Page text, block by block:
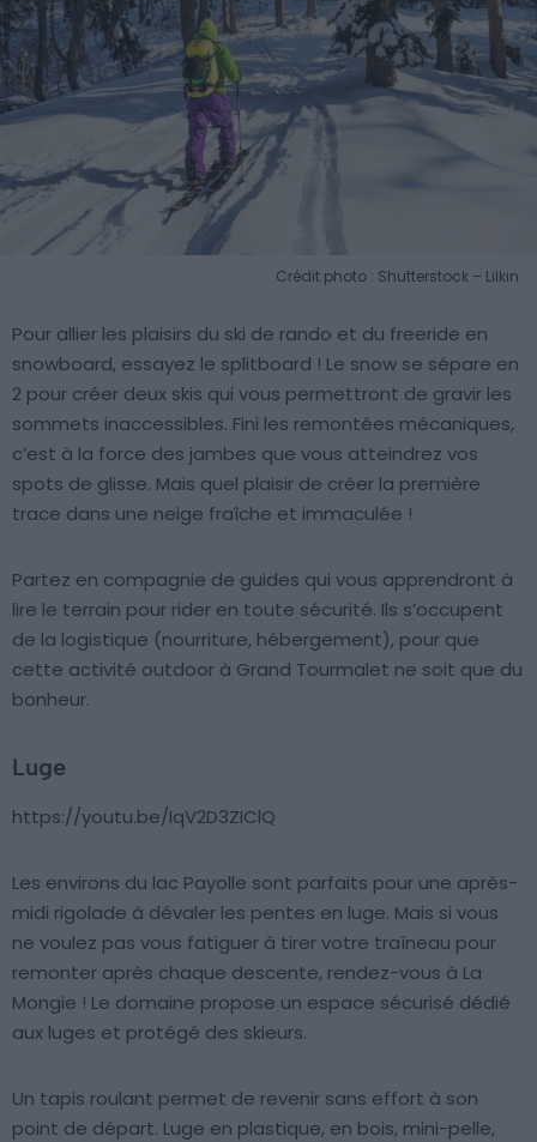
Crédit photo : Shutterstock – Lilkin
Pour allier les plaisirs du ski de rando et du freeride en
snowboard, essayez le splitboard ! Le snow se sépare en
2 pour créer deux skis qui vous permettront de gravir les
sommets inaccessibles. Fini les remontées mécaniques,
c’est à la force des jambes que vous atteindrez vos
spots de glisse. Mais quel plaisir de créer la première
trace dans une neige fraîche et immaculée !
Partez en compagnie de guides qui vous apprendront à
lire le terrain pour rider en toute sécurité. Ils s’occupent
de la logistique (nourriture, hébergement), pour que
cette activité outdoor à Grand Tourmalet ne soit que du
bonheur.
Luge
https://youtu.be/IqV2D3ZIClQ
Les environs du lac Payolle sont parfaits pour une après-
midi rigolade à dévaler les pentes en luge. Mais si vous
ne voulez pas vous fatiguer à tirer votre traîneau pour
remonter après chaque descente, rendez-vous à La
Mongie ! Le domaine propose un espace sécurisé dédié
aux luges et protégé des skieurs.
Un tapis roulant permet de revenir sans effort à son
point de départ. Luge en plastique, en bois, mini-pelle,